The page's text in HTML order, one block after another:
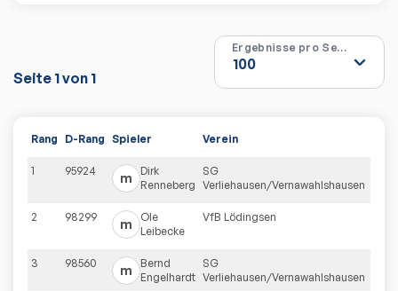
Seite 1von 1
Ergebnisse pro Seite
Rang D-Rang Spieler Verein
1 95924 m
Dirk
Renneberg
SG
Verliehausen/Vernawahlshausen
2 98299 m
Ole
Leibecke
VfB Lödingsen
3 98560 m
Bernd
Engelhardt
SG
Verliehausen/Vernawahlshausen